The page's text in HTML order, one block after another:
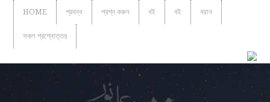
HOME প্রবন্ধ প্রশ্ন করুন বই বই বয়ান
সকল প্রশ্নোত্তর